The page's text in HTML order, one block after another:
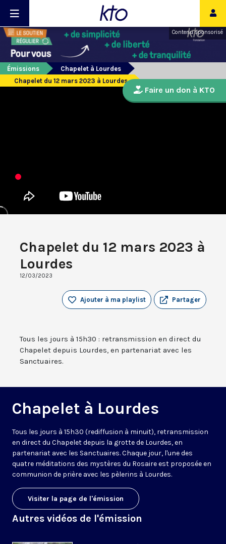
Contenu sponsorisé
Émissions
Chapelet à Lourdes
Chapelet du 12 mars 2023 à Lourdes
Chapelet du 12 mars 2023 à
Lourdes
12/03/2023
Partager
Ajouter à ma playlist
Tous les jours à 15h30 : retransmission en direct du
Chapelet depuis Lourdes, en partenariat avec les
Sanctuaires.
Chapelet à Lourdes
Tous les jours à 15h30 (rediffusion à minuit), retransmission
en direct du Chapelet depuis la grotte de Lourdes, en
partenariat avec les Sanctuaires. Chaque jour, l'une des
quatre méditations des mystères du Rosaire est proposée en
communion de prière avec les pèlerins à Lourdes.
Visiter la page de l'émission
Autres vidéos de l'émission
Faire un don à KTO